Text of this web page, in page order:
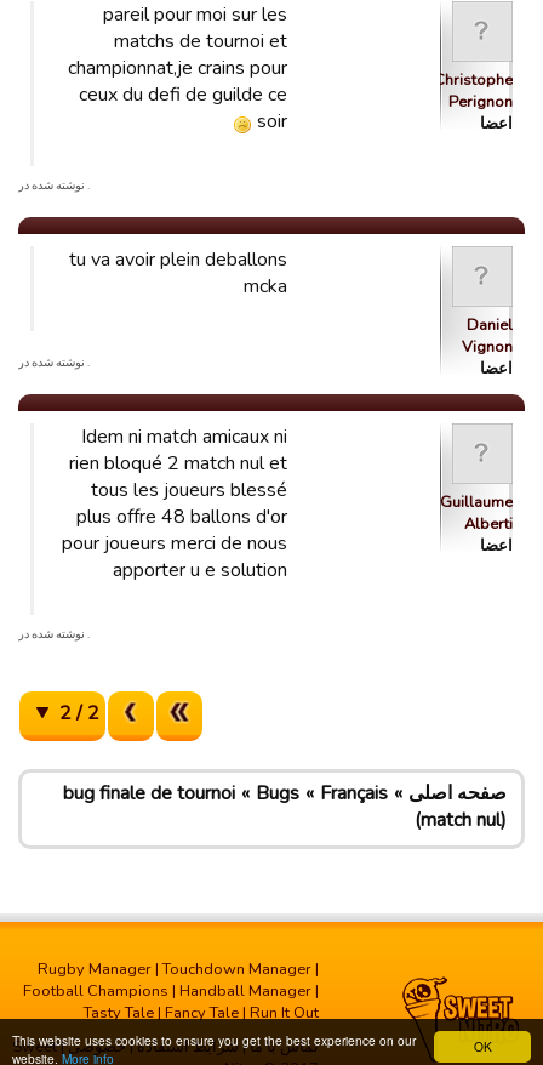
OK
This website uses cookies to ensure you get the best experience on our
website. More info
Christophe
Perignon
اعضا
pareil pour moi sur les
matchs de tournoi et
championnat,je crains pour
ceux du defi de guilde ce
soir
. نوشته شده در
Daniel
Vignon
اعضا
tu va avoir plein deballons
mcka
. نوشته شده در
Guillaume
Alberti
اعضا
Idem ni match amicaux ni
rien bloqué 2 match nul et
tous les joueurs blessé
plus offre 48 ballons d'or
pour joueurs merci de nous
apporter u e solution
. نوشته شده در
2 / 2
صفحه اصلی Français
Bugs
bug finale de tournoi
(match nul)
Rugby Manager |Touchdown Manager |
Football Champions | Handball Manager |
Tasty Tale | Fancy Tale | Run It Out
تماس با ما| شرایط استفاده|خصوصی | Sweet